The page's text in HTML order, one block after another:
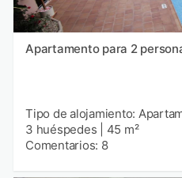
Apartamento para 2
Tipo de alojamiento:
3 huéspedes
45 m²
Comentarios: 8